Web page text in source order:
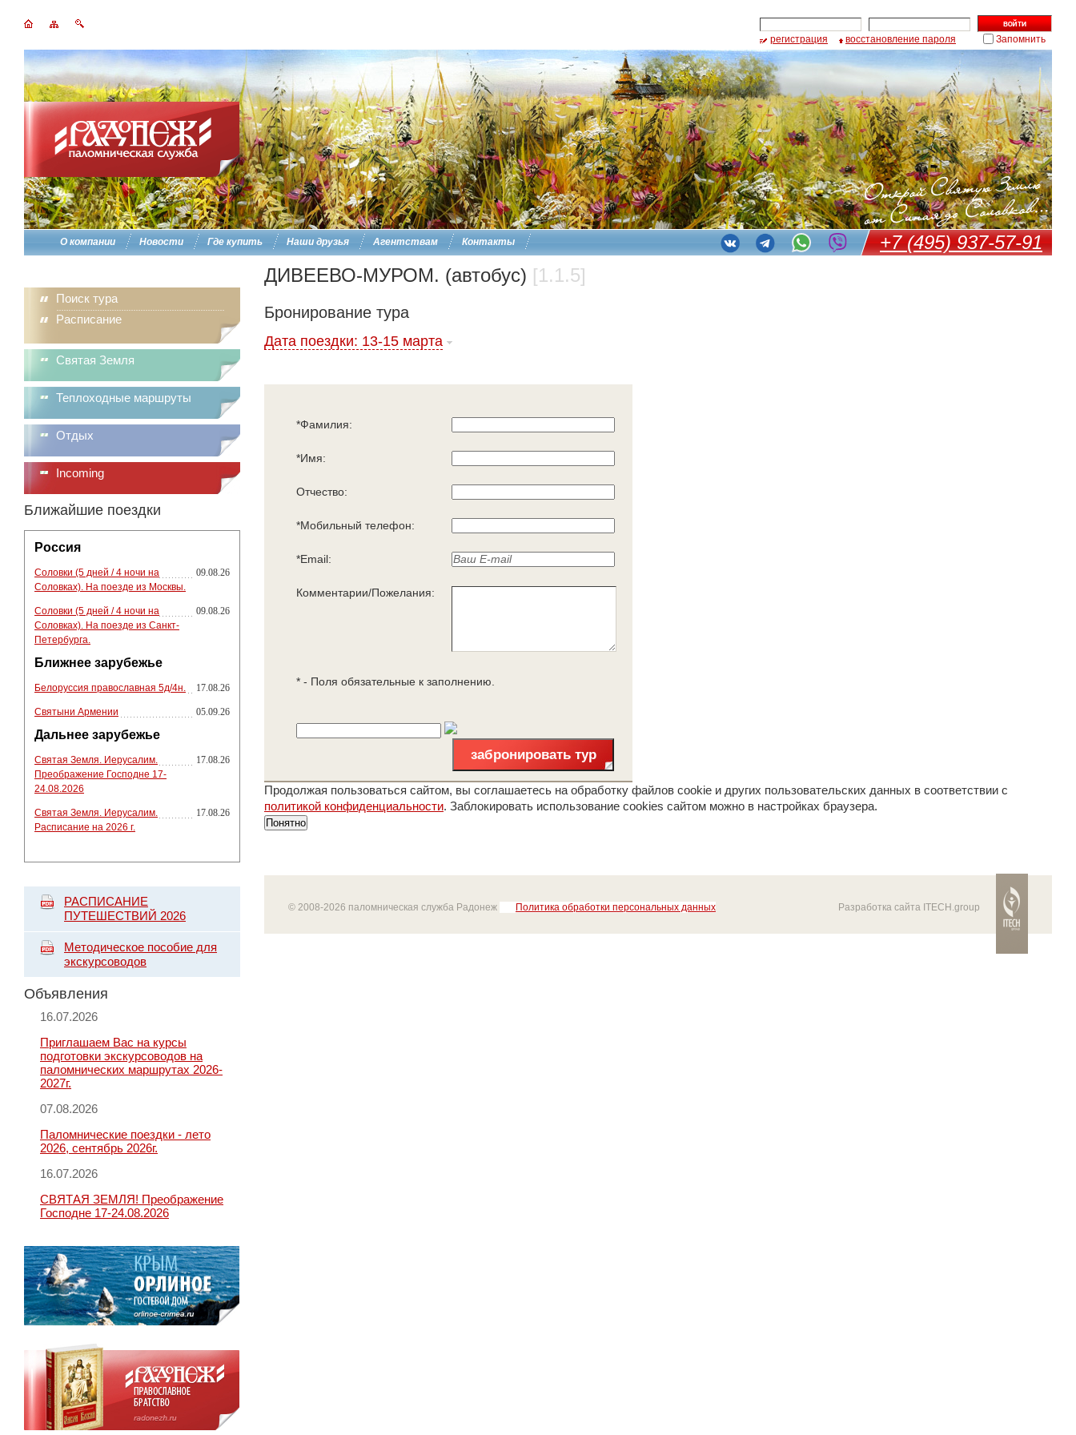
регистрация восстановление пароля Запомнить
О компании Новости Где купить Наши друзья Агентствам Контакты +7 (495) 937-57-91
Поиск тура
Расписание
Святая Земля
Теплоходные маршруты
Отдых
Incoming
Ближайшие поездки
Россия
Соловки (5 дней / 4 ночи на
Соловках). На поезде из Москвы.
09.08.26
Соловки (5 дней / 4 ночи на
Соловках). На поезде из Санкт-
Петербурга.
09.08.26
Ближнее зарубежье
Белоруссия православная 5д/4н. 17.08.26
Святыни Армении 05.09.26
Дальнее зарубежье
Святая Земля. Иерусалим.
Преображение Господне 17-
24.08.2026
17.08.26
Святая Земля. Иерусалим.
Расписание на 2026 г.
17.08.26
РАСПИСАНИЕ
ПУТЕШЕСТВИЙ 2026
Методическое пособие для
экскурсоводов
Объявления
16.07.2026
Приглашаем Вас на курсы
подготовки экскурсоводов на
паломнических маршрутах 2026-
2027г.
07.08.2026
Паломнические поездки - лето
2026, сентябрь 2026г.
16.07.2026
СВЯТАЯ ЗЕМЛЯ! Преображение
Господне 17-24.08.2026
ДИВЕЕВО-МУРОМ. (автобус) [1.1.5]
Бронирование тура
Дата поездки: 13-15 марта
*Фамилия:
*Имя:
Отчество:
*Мобильный телефон:
*Email:
Комментарии/Пожелания:
* - Поля обязательные к заполнению.
забронировать тур
Продолжая пользоваться сайтом, вы соглашаетесь на обработку файлов cookie и других пользовательских данных в соответствии с
политикой конфиденциальности. Заблокировать использование cookies сайтом можно в настройках браузера.
Понятно
© 2008-2026 паломническая служба Радонеж Политика обработки персональных данных Разработка сайта ITECH.group